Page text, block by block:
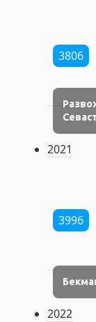
3806
2021
3996
2022